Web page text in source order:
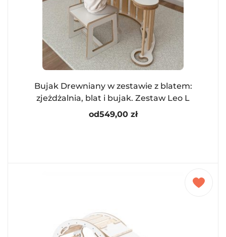
Bujak Drewniany w zestawie z blatem:
zjeżdżalnia, blat i bujak. Zestaw Leo L
od549,00 zł